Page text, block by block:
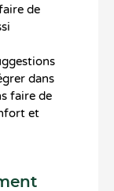
de
dans
faire de
et